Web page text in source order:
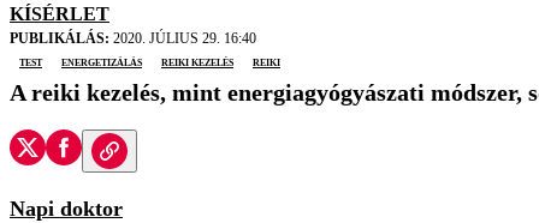
KÍSÉRLET
PUBLIKÁLÁS: 2020. JÚLIUS 29. 16:40
test
energetizálás reiki kezelés reiki
A reiki kezelés, mint energiagyógyászati módszer,
Napi doktor